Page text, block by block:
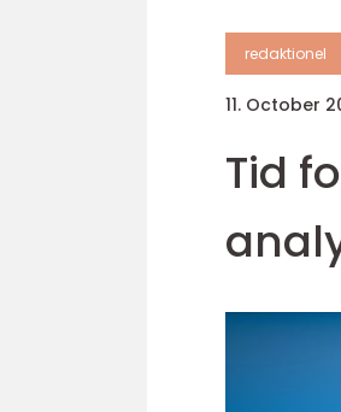
redaktionel
11. October
Tid